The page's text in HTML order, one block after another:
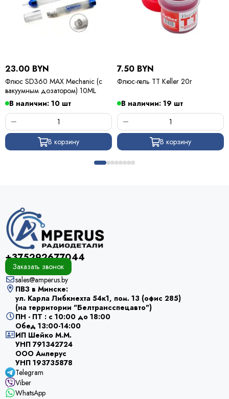
23.00 BYN
Флюс SD360 MAX Mechanic (c
вакуумным дозатором) 10ML
В наличии: 10 шт
В корзину
7.50 BYN
Флюс-гель TT Keller 20г
В наличии: 19 шт
В корзину
+375292677044
Заказать звонок
sales@amperus.by
ПВЗ в Минске:
ул. Карла Либкнехта 54к1, пом. 13 (офис 285)
(на территории "Белтрансспецавто")
ПН - ПТ : с 10:00 до 18:00
Обед 13:00-14:00
ИП Шейко М.М.
УНП 791342724
ООО Амперус
УНП 193735878
Telegram
Viber
WhatsApp